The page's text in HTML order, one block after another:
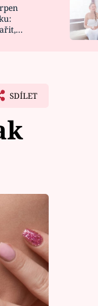
DESIGN
SDÍLET